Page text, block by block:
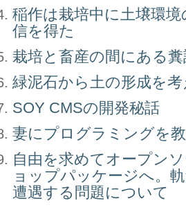
稲作は栽培中に土壌環
信を得た
栽培と畜産の間にある
緑泥石から土の形成を考
SOY CMSの開発秘話
妻にプログラミングを
自由を求めてオープン
ョップパッケージへ。
遭遇する問題について